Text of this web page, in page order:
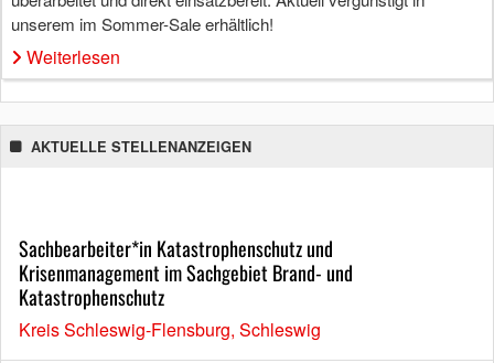
unserem im Sommer-Sale erhältlich!
Weiterlesen
AKTUELLE STELLENANZEIGEN
Sachbearbeiter*in Katastrophenschutz und
Krisenmanagement im Sachgebiet Brand- und
Katastrophenschutz
Kreis Schleswig-Flensburg, Schleswig